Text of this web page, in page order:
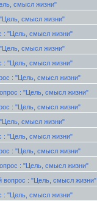
смысл жизни"
смысл жизни"
: "Цель, смысл жизни"
смысл жизни"
: "Цель, смысл жизни"
: "Цель, смысл жизни"
: "Цель, смысл жизни"
: "Цель, смысл жизни"
смысл жизни"
: "Цель, смысл жизни"
: "Цель, смысл жизни"
: "Цель, смысл жизни"
вопрос : "Цель, смысл жизни"
: "Цель, смысл жизни"